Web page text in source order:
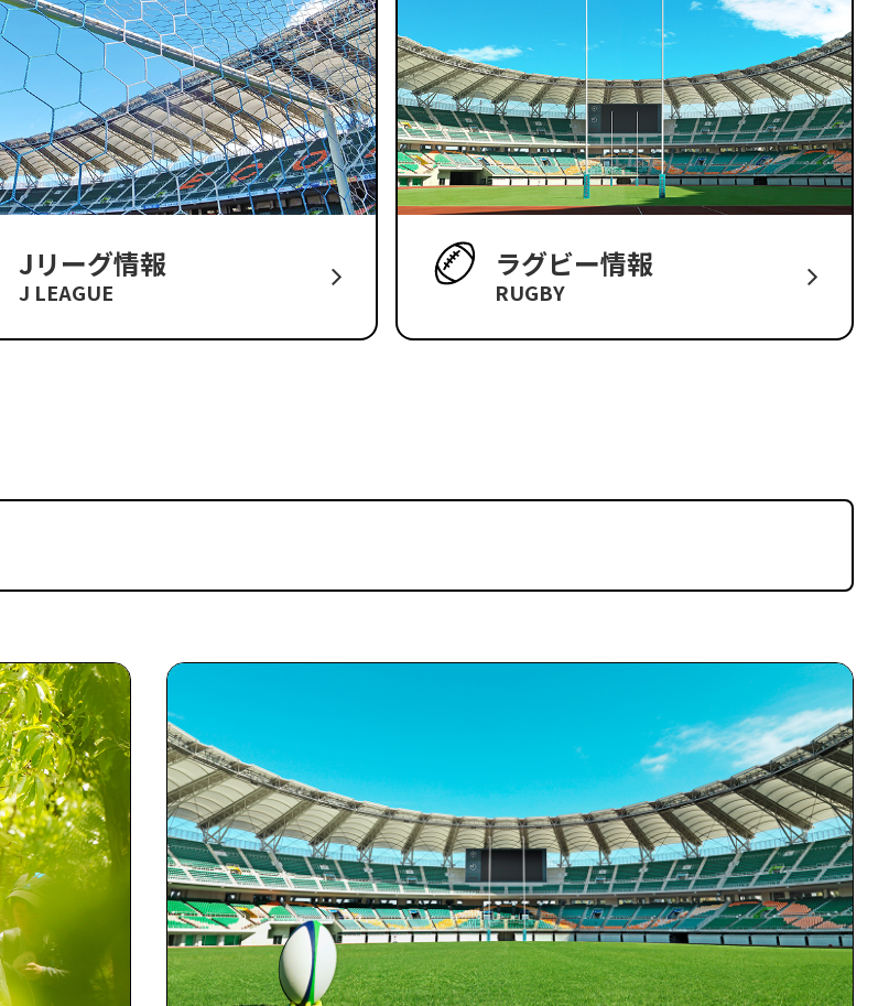
Jリーグ情報
J LEAGUE
ラグビー情報
RUGBY